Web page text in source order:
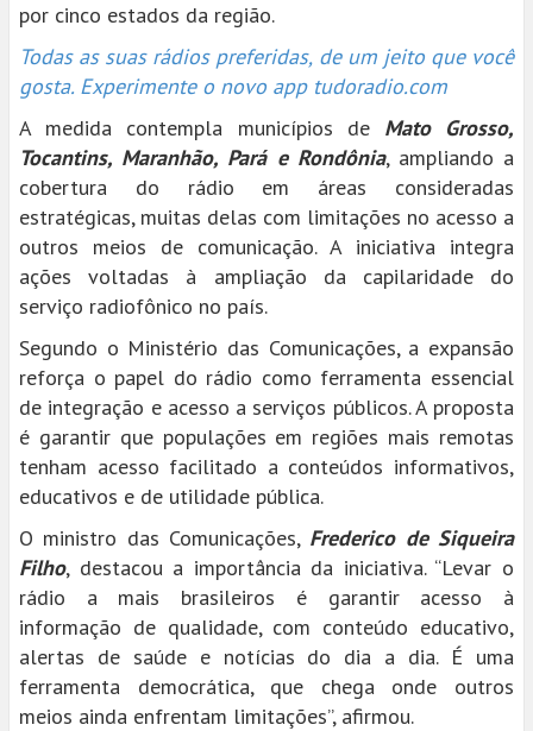
por cinco estados da região.
Todas as suas rádios preferidas, de um jeito que você
gosta. Experimente o novo app tudoradio.com
A medida contempla municípios de Mato Grosso,
Tocantins, Maranhão, Pará e Rondônia, ampliando a
cobertura do rádio em áreas consideradas
estratégicas, muitas delas com limitações no acesso a
outros meios de comunicação. A iniciativa integra
ações voltadas à ampliação da capilaridade do
serviço radiofônico no país.
Segundo o Ministério das Comunicações, a expansão
reforça o papel do rádio como ferramenta essencial
de integração e acesso a serviços públicos. A proposta
é garantir que populações em regiões mais remotas
tenham acesso facilitado a conteúdos informativos,
educativos e de utilidade pública.
O ministro das Comunicações, Frederico de Siqueira
Filho, destacou a importância da iniciativa. “Levar o
rádio a mais brasileiros é garantir acesso à
informação de qualidade, com conteúdo educativo,
alertas de saúde e notícias do dia a dia. É uma
ferramenta democrática, que chega onde outros
meios ainda enfrentam limitações”, afirmou.